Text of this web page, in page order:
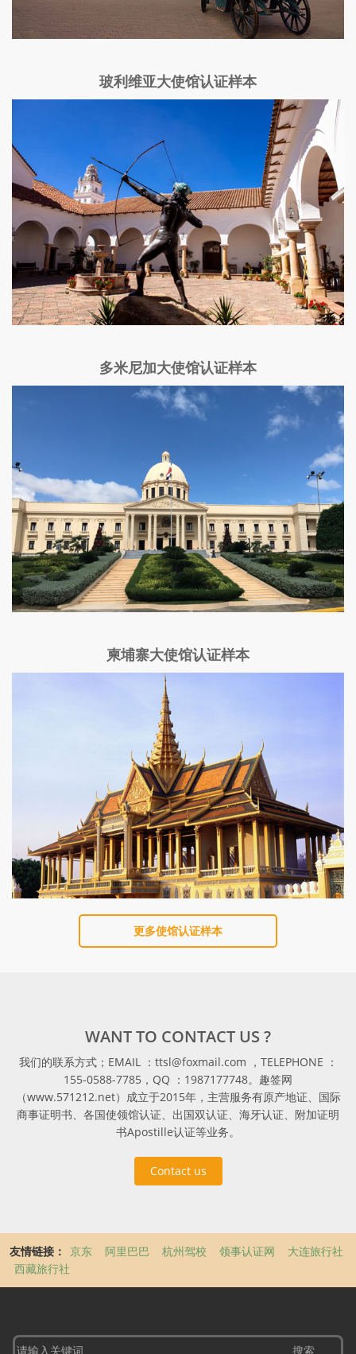
玻利维亚大使馆认证样本
多米尼加大使馆认证样本
柬埔寨大使馆认证样本
更多使馆认证样本
WANT TO CONTACT US ?
我们的联系方式；EMAIL ：ttsl@foxmail.com ，TELEPHONE ：
155-0588-7785，QQ ：1987177748。趣签网
（www.571212.net）成立于2015年，主营服务有原产地证、国际
商事证明书、各国使领馆认证、出国双认证、海牙认证、附加证明
书Apostille认证等业务。
Contact us
友情链接： 京东 阿里巴巴 杭州驾校 领事认证网
大连旅行社
西藏旅行社